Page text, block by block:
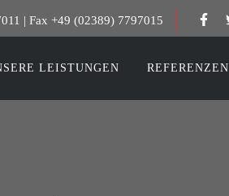
| Fax +49 (02389) 7797015
LEISTUNGEN REFERENZEN